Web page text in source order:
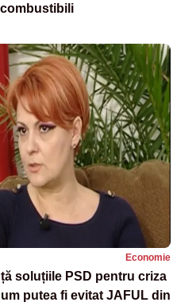
Economie
soluțiile PSD pentru criza
putea fi evitat JAFUL din